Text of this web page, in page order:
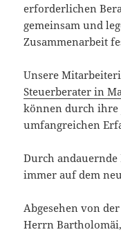
erforderlichen
gemeinsam und
Zusammenarbeit
Unsere
Steuerberater in
können durch ihre
umfangreichen
Durch
immer auf dem
Abgesehen von
Herrn